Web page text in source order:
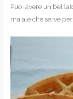
Puoi avere un bel
maiale che serve